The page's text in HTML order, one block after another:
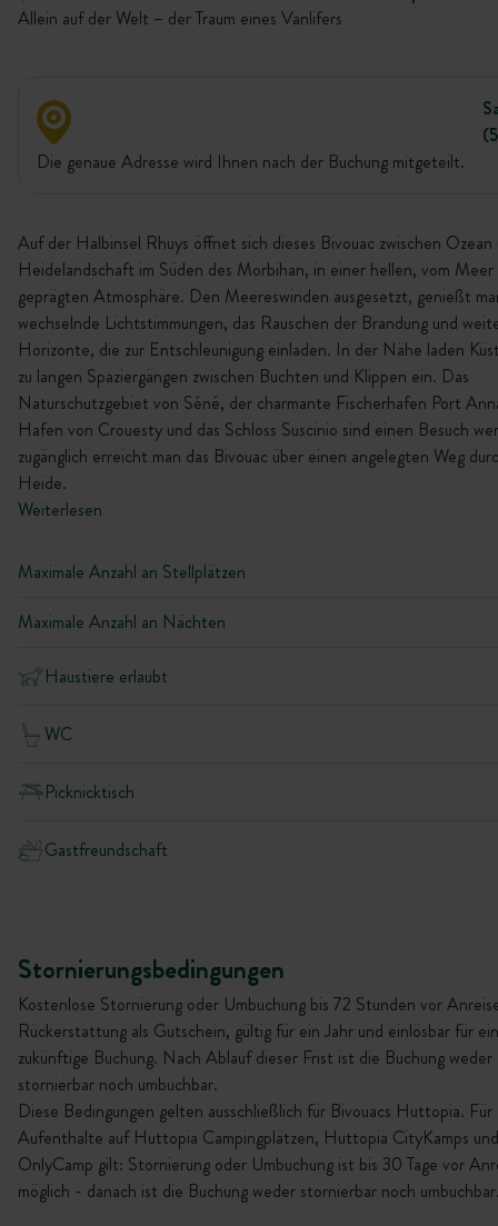
Allein auf der Welt – der Traum eines Vanlifers
Die genaue Adresse wird Ihnen nach der Buchung mitgeteilt.
Auf der Halbinsel Rhuys öffnet sich dieses Bivouac zwischen Ozean
Heidelandschaft im Süden des Morbihan, in einer hellen, vom Meer
geprägten Atmosphäre. Den Meereswinden ausgesetzt, genießt
wechselnde Lichtstimmungen, das Rauschen der Brandung und
Horizonte, die zur Entschleunigung einladen. In der Nähe laden
zu langen Spaziergängen zwischen Buchten und Klippen ein. Das
Naturschutzgebiet von Séné, der charmante Fischerhafen Port
Hafen von Crouesty und das Schloss Suscinio sind einen Besuch
zugänglich erreicht man das Bivouac über einen angelegten Weg
Heide.
Weiterlesen
Maximale Anzahl an Stellplätzen
Maximale Anzahl an Nächten
Haustiere erlaubt
WC
Picknicktisch
Gastfreundschaft
Stornierungsbedingungen
Kostenlose Stornierung oder Umbuchung bis 72 Stunden vor
Rückerstattung als Gutschein, gültig für ein Jahr und einlösbar für
zukünftige Buchung. Nach Ablauf dieser Frist ist die Buchung weder
stornierbar noch umbuchbar.
Diese Bedingungen gelten ausschließlich für Bivouacs Huttopia. Für
Aufenthalte auf Huttopia Campingplätzen, Huttopia CityKamps und
OnlyCamp gilt: Stornierung oder Umbuchung ist bis 30 Tage vor
möglich - danach ist die Buchung weder stornierbar noch